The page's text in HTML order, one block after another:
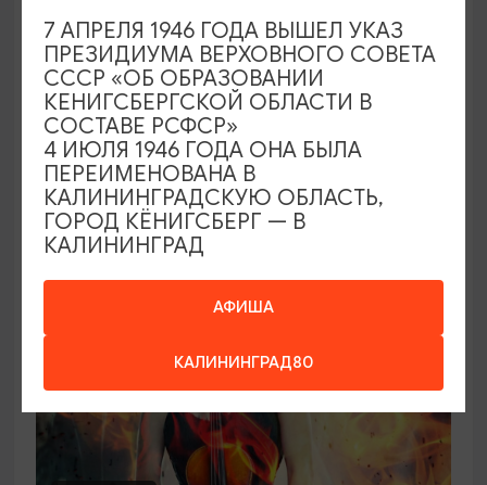
Концерт органной музыки: от Баха до
Queen («Квин»)
21.08.2026 - 26.08.2026, 19:00
Калининград, Калининградская областная
филармония им. Е.Ф. Светланова
ОТ 2500₽
АФИША
КАЛИНИНГРАД80
7 АПРЕЛЯ 1946 ГОДА ВЫШЕЛ УКАЗ
ПРЕЗИДИУМА ВЕРХОВНОГО СОВЕТА
СССР «ОБ ОБРАЗОВАНИИ
КЕНИГСБЕРГСКОЙ ОБЛАСТИ В
СОСТАВЕ РСФСР»
4 ИЮЛЯ 1946 ГОДА ОНА БЫЛА
ПЕРЕИМЕНОВАНА В
КАЛИНИНГРАДСКУЮ ОБЛАСТЬ,
ГОРОД КЁНИГСБЕРГ — В
КАЛИНИНГРАД